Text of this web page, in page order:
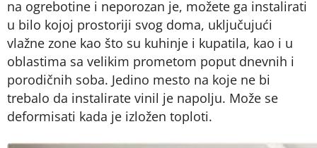
na ogrebotine i neporozan je, možete ga instalirati
u bilo kojoj prostoriji svog doma, uključujući
vlažne zone kao što su kuhinje i kupatila, kao i u
oblastima sa velikim prometom poput dnevnih i
porodičnih soba. Jedino mesto na koje ne bi
trebalo da instalirate vinil je napolju. Može se
deformisati kada je izložen toploti.